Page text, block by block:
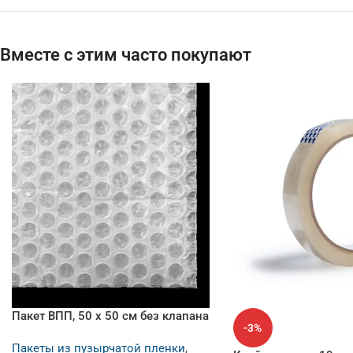
Вместе с этим часто покупают
Пакет ВПП, 50 х 50 см без клапана
Пакеты из пузырчатой пленки,
-3%